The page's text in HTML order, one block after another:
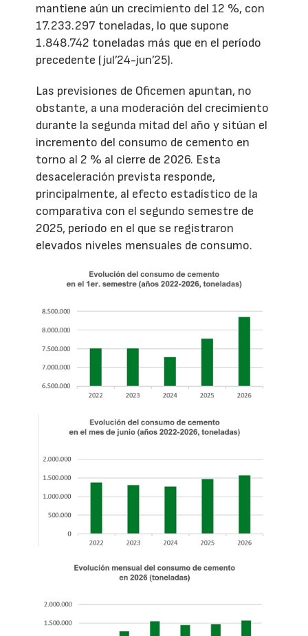
mantiene aún un crecimiento del 12 %, con
17.233.297 toneladas, lo que supone
1.848.742 toneladas más que en el período
precedente (jul’24-jun’25).
Las previsiones de Oficemen apuntan, no
obstante, a una moderación del crecimiento
durante la segunda mitad del año y sitúan el
incremento del consumo de cemento en
torno al 2 % al cierre de 2026. Esta
desaceleración prevista responde,
principalmente, al efecto estadístico de la
comparativa con el segundo semestre de
2025, período en el que se registraron
elevados niveles mensuales de consumo.